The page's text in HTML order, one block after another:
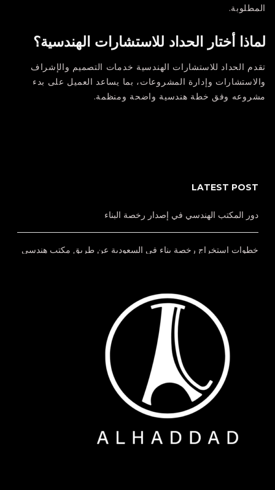
المطلوبة.
لماذا أختار الحداد للاستشارات الهندسية؟
تقدم الحداد للاستشارات الهندسية خدمات التصميم والإشراف
والاستشارات وإدارة المشروعات، بما يساعد العميل على بدء
مشروعه وفق خطة هندسية واضحة ومنظمة.
LATEST POST
دور المكتب الهندسي في إصدار رخصة البناء
خطوات استخراج رخصة بناء في السعودية عن طريق مكتب هندسي
مراحل الإشراف الهندسي خطوة بخطوة كيف يضمن نجاح مشروعك؟
الفرق بين إدارة المشاريع والإشراف الهندسي أيهما تحتاج لمشروعك؟